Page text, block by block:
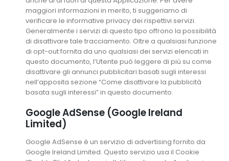
maggiori informazioni in merito, ti suggeriamo di
verificare le informative privacy dei rispettivi servizi.
Generalmente i servizi di questo tipo offrono la possibilità
di disattivare tale tracciamento. Oltre a qualsiasi funzione
di opt-out fornita da uno qualsiasi dei servizi elencati in
questo documento, l’Utente può leggere di più su come
disattivare gli annunci pubblicitari basati sugli interessi
nell’apposita sezione “Come disattivare la pubblicità
basata sugli interessi” in questo documento.
Google AdSense (Google Ireland
Limited)
Google AdSense è un servizio di advertising fornito da
Google Ireland Limited. Questo servizio usa il Cookie